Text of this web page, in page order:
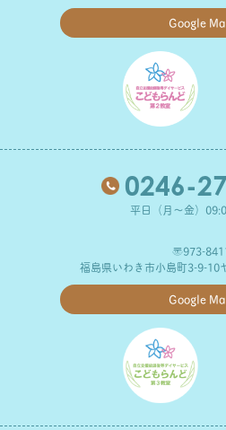
Google
0246-
平日（月～金）
〒973-
福島県いわき市小島町3-9-10
Google